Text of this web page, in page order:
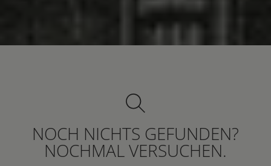
NOCH NICHTS GEFUNDEN?
NOCHMAL VERSUCHEN.